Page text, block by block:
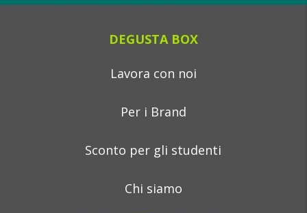
DEGUSTA BOX
Lavora con noi
Per i Brand
Sconto per gli studenti
Chi siamo